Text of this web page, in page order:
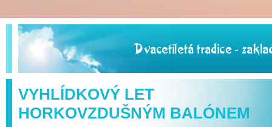
VYHLÍDKOVÝ LET
HORKOVZDUŠNÝM BALÓNEM